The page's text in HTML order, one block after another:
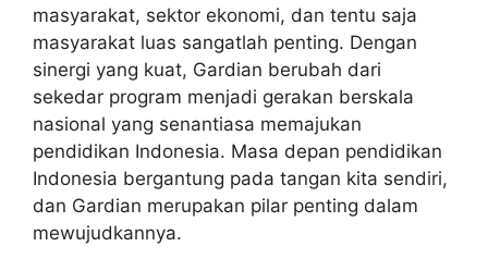
masyarakat, sektor ekonomi, dan tentu saja
masyarakat luas sangatlah penting. Dengan
sinergi yang kuat, Gardian berubah dari
sekedar program menjadi gerakan berskala
nasional yang senantiasa memajukan
pendidikan Indonesia. Masa depan pendidikan
Indonesia bergantung pada tangan kita sendiri,
dan Gardian merupakan pilar penting dalam
mewujudkannya.